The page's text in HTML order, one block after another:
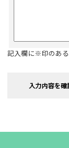
記入欄に※印のある
入力内容を確